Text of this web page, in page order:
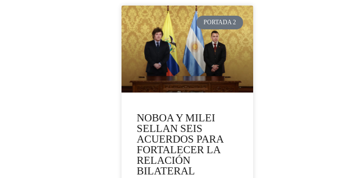
PORTADA 2
NOBOA Y MILEI
SELLAN SEIS
ACUERDOS PARA
FORTALECER LA
RELACIÓN
BILATERAL